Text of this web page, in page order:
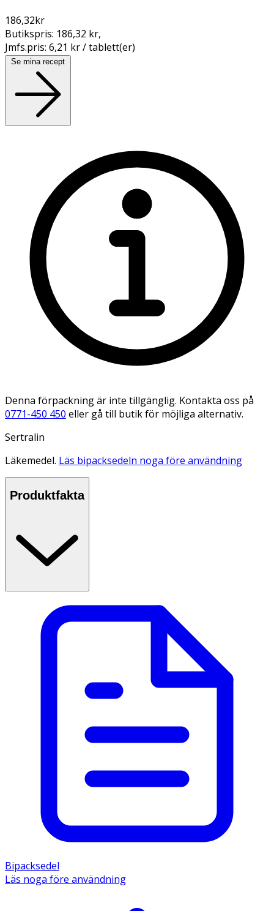
186,32kr
Butikspris: 186,32 kr,
Jmfs.pris: 6,21 kr / tablett(er)
Se mina recept
Denna förpackning är inte tillgänglig. Kontakta oss på
0771-450 450 eller gå till butik för möjliga alternativ.
Sertralin
Läkemedel. Läs bipacksedeln noga före användning
Produktfakta
Bipacksedel
Läs noga före användning